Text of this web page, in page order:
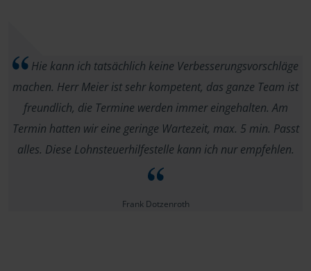
Hie kann ich tatsächlich keine Verbesserungsvorschläge
machen. Herr Meier ist sehr kompetent, das ganze Team ist
freundlich, die Termine werden immer eingehalten. Am
Termin hatten wir eine geringe Wartezeit, max. 5 min. Passt
alles. Diese Lohnsteuerhilfestelle kann ich nur empfehlen.
Frank Dotzenroth